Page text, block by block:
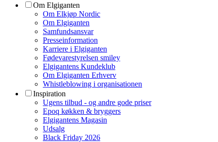
Om Elgiganten
Om Elkjøp Nordic
Om Elgiganten
Samfundsansvar
Presseinformation
Karriere i Elgiganten
Fødevarestyrelsen smiley
Elgigantens Kundeklub
Om Elgiganten Erhverv
Whistleblowing i organisationen
Inspiration
Ugens tilbud - og andre gode priser
Epoq køkken & bryggers
Elgigantens Magasin
Udsalg
Black Friday 2026